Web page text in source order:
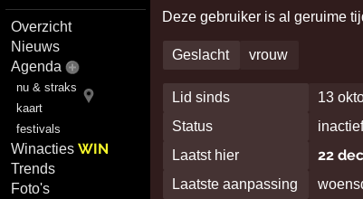
Overzicht
Nieuws
Agenda
nu & straks
kaart
festivals
WinactiesWIN
Trends
Foto's
Deze gebruiker is al geruime
Geslacht vrouw
Lid sinds
13
Status
Laatst hier
22
Laatste aanpassing